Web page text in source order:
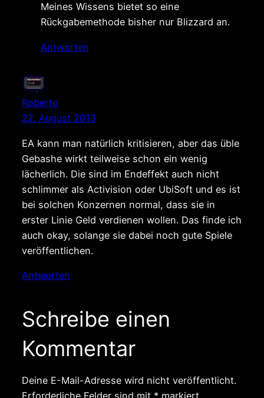
Meines Wissens bietet so eine
Rückgabemethode bisher nur Blizzard an.
Antworten
Roberto
22. August 2013
EA kann man natürlich kritisieren, aber das üble
Gebashe wirkt teilweise schon ein wenig
lächerlich. Die sind im Endeffekt auch nicht
schlimmer als Activision oder UbiSoft und es ist
bei solchen Konzernen normal, dass sie in
erster Linie Geld verdienen wollen. Das finde ich
auch okay, solange sie dabei noch gute Spiele
veröffentlichen.
Antworten
Schreibe einen
Kommentar
Deine E-Mail-Adresse wird nicht veröffentlicht.